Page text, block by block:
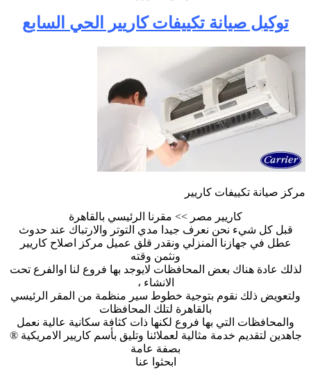
توكيل صيانة تكييفات كاريير الحي السابع
مركز صيانة تكييفات كاريير
كاريير مصر >> مقرنا الرئيسي بالقاهرة
قبل كل شيء نحن نعرف جيدا مدي التوتر والارتباك عند حدوث
عطل في جهازنا المنزلي ونقدر قلق عميل مركز اصلاح كاريير
ونثمن وقته
لذلك عادة هناك بعض المحافظات لايوجد بها فروع لنا اوالفرع تحت
الانشاء ،
ولتعويض ذلك نقوم بتوجية خطوط سير منظمة من المقر الرئيسي
بالقاهرة لتلك المحافظات
والمحافظات التي بها فروع لكنها ذات كثافة سكانية عالية نعمل
جاهدين لتقديم خدمة مثالية لعملائنا وتليق بأسم كاريير الامريكية ®
بصفة عامة
ابحثوا عنا